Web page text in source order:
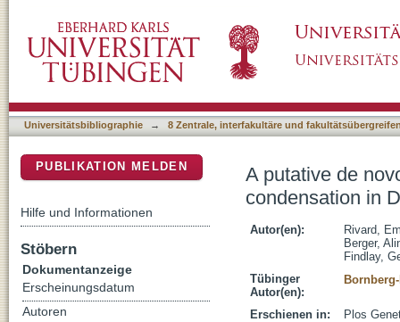
melanogaster
Universitätsbibliographie → 8 Zentrale, interfakultäre und
A putative de
condensation in
Autor(en):
Rivard,
Berger,
Findlay,
Tübinger
Autor(en):
Erschienen in:
Plos
PUBLIKATION MELDEN
Hilfe und Informationen
Stöbern
Dokumentanzeige
Erscheinungsdatum
Autoren